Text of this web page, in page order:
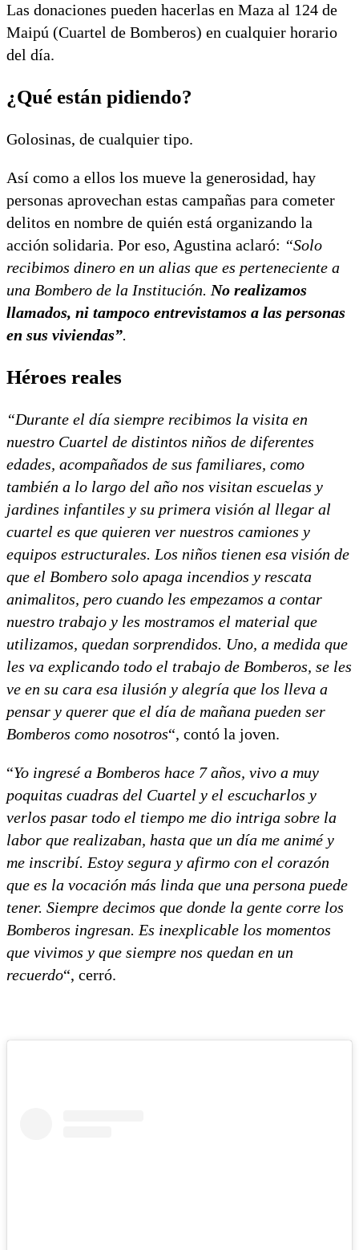
Las donaciones pueden hacerlas en Maza al 124 de
Maipú (Cuartel de Bomberos) en cualquier horario
del día.
¿Qué están pidiendo?
Golosinas, de cualquier tipo.
Así como a ellos los mueve la generosidad, hay
personas aprovechan estas campañas para cometer
delitos en nombre de quién está organizando la
acción solidaria. Por eso, Agustina aclaró: “Solo
recibimos dinero en un alias que es perteneciente a
una Bombero de la Institución. No realizamos
llamados, ni tampoco entrevistamos a las personas
en sus viviendas”.
Héroes reales
“Durante el día siempre recibimos la visita en
nuestro Cuartel de distintos niños de diferentes
edades, acompañados de sus familiares, como
también a lo largo del año nos visitan escuelas y
jardines infantiles y su primera visión al llegar al
cuartel es que quieren ver nuestros camiones y
equipos estructurales. Los niños tienen esa visión de
que el Bombero solo apaga incendios y rescata
animalitos, pero cuando les empezamos a contar
nuestro trabajo y les mostramos el material que
utilizamos, quedan sorprendidos. Uno, a medida que
les va explicando todo el trabajo de Bomberos, se les
ve en su cara esa ilusión y alegría que los lleva a
pensar y querer que el día de mañana pueden ser
Bomberos como nosotros“, contó la joven.
“Yo ingresé a Bomberos hace 7 años, vivo a muy
poquitas cuadras del Cuartel y el escucharlos y
verlos pasar todo el tiempo me dio intriga sobre la
labor que realizaban, hasta que un día me animé y
me inscribí. Estoy segura y afirmo con el corazón
que es la vocación más linda que una persona puede
tener. Siempre decimos que donde la gente corre los
Bomberos ingresan. Es inexplicable los momentos
que vivimos y que siempre nos quedan en un
recuerdo“, cerró.